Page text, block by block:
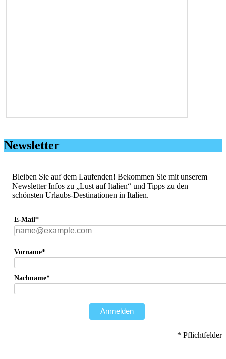
Newsletter
Bleiben Sie auf dem Laufenden! Bekommen Sie mit unserem
Newsletter Infos zu „Lust auf Italien“ und Tipps zu den
schönsten Urlaubs-Destinationen in Italien.
E-Mail*
Vorname*
Nachname*
Anmelden
* Pflichtfelder